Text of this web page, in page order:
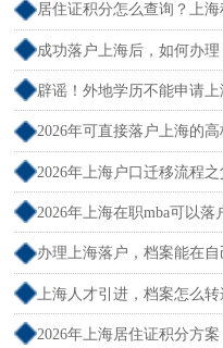
居住证积分怎么查询？上
哪查）
成功落户上海后，如何办
创业落户）
辟谣！外地学历不能申请
外地大专可以吗）
2026年可直接落户上海的高
2026年上海户口迁移流程
需多长时间）
2026年上海在职mba可以落
办理上海落户，档案能在
上海人才引进，档案怎么
作）
2026年上海居住证积分方